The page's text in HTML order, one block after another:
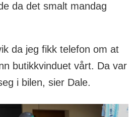
da det smalt mandag
da jeg fikk telefon om at
butikkvinduet vårt. Da var
i bilen, sier Dale.